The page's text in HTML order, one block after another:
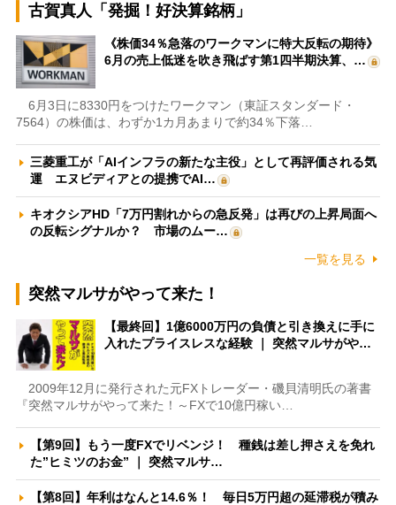
古賀真人「発掘！好決算銘柄」
《株価34％急落のワークマンに特大反転の期待》
6月の売上低迷を吹き飛ばす第1四半期決算、…
6月3日に8330円をつけたワークマン（東証スタンダード・
7564）の株価は、わずか1カ月あまりで約34％下落…
三菱重工が「AIインフラの新たな主役」として再評価される気
運 エヌビディアとの提携でAI…
キオクシアHD「7万円割れからの急反発」は再びの上昇局面へ
の反転シグナルか？ 市場のムー…
一覧を見る
突然マルサがやって来た！
【最終回】1億6000万円の負債と引き換えに手に
入れたプライスレスな経験 ｜ 突然マルサがや…
2009年12月に発行された元FXトレーダー・磯貝清明氏の著書
『突然マルサがやって来た！～FXで10億円稼い…
【第9回】もう一度FXでリベンジ！ 種銭は差し押さえを免れ
た”ヒミツのお金” ｜ 突然マルサ…
【第8回】年利はなんと14.6％！ 毎日5万円超の延滞税が積み